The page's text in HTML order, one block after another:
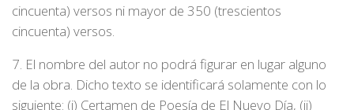
cincuenta) versos ni mayor de 350 (trescientos
cincuenta) versos.
7. El nombre del autor no podrá figurar en lugar alguno
de la obra. Dicho texto se identificará solamente con lo
siguiente: (i) Certamen de Poesía de El Nuevo Día, (ii)